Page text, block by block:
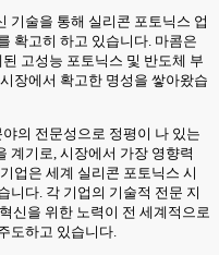
기술을 통해 실리콘 포토닉스 업
확고히 하고 있습니다. 마콤은
고성능 포토닉스 및 반도체 부
장에서 확고한 명성을 쌓아왔습
의 전문성으로 정평이 나 있는
계기로, 시장에서 가장 영향력
업은 세계 실리콘 포토닉스 시
니다. 각 기업의 기술적 전문 지
신을 위한 노력이 전 세계적으로
도하고 있습니다.